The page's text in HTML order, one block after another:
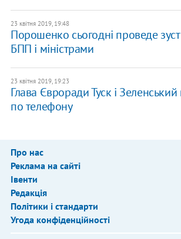
23 квітня 2019, 19:48
Порошенко сьогодні проведе
БПП і міністрами
23 квітня 2019, 19:23
Глава Євроради Туск і
по телефону
Про нас
Реклама на сайті
Івенти
Редакція
Політики і стандарти
Угода конфіденційності